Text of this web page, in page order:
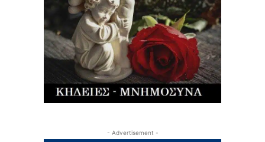
- Advertisement -